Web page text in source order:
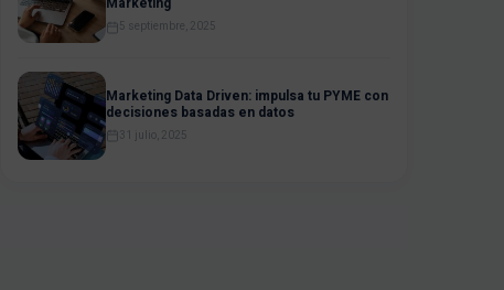
5 septiembre, 2025
Marketing Data Driven: impulsa tu PYME con
decisiones basadas en datos
31 julio, 2025